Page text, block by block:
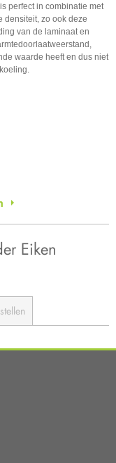
perfect in combinatie met
densiteit, zo ook deze
van de laminaat en
waarde heeft en dus niet
Eiken